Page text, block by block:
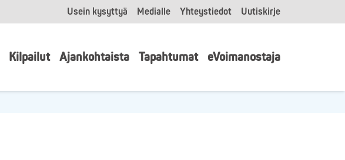
Usein kysyttyä Medialle Yhteystiedot Uutiskirje
Kilpailut Ajankohtaista Tapahtumat eVoimanostaja